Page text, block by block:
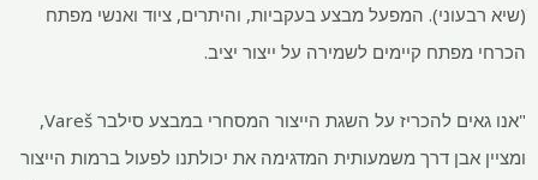
(שיא רבעוני). המפעל מבצע בעקביות, והיתרים, ציוד ואנשי מפתח
הכרחי מפתח קיימים לשמירה על ייצור יציב.
"אנו גאים להכריז על השגת הייצור המסחרי במבצע סילבר Vareš,
ומציין אבן דרך משמעותית המדגימה את יכולתנו לפעול ברמות הייצור